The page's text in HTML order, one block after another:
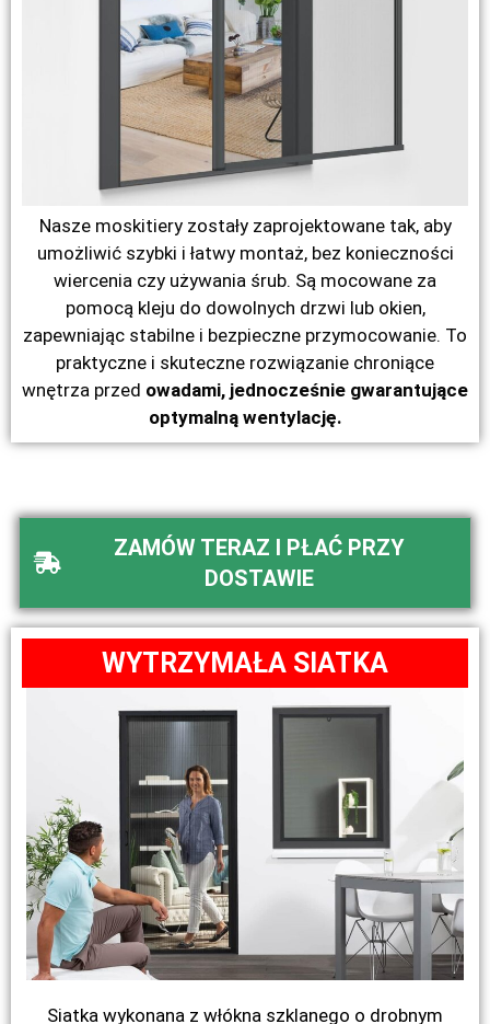
Nasze moskitiery zostały zaprojektowane tak, aby
umożliwić szybki i łatwy montaż, bez konieczności
wiercenia czy używania śrub. Są mocowane za
pomocą kleju do dowolnych drzwi lub okien,
zapewniając stabilne i bezpieczne przymocowanie. To
praktyczne i skuteczne rozwiązanie chroniące
wnętrza przed owadami, jednocześnie gwarantujące
optymalną wentylację.
ZAMÓW TERAZ I PŁAĆ PRZY
DOSTAWIE
WYTRZYMAŁA SIATKA
Siatka wykonana z włókna szklanego o drobnym